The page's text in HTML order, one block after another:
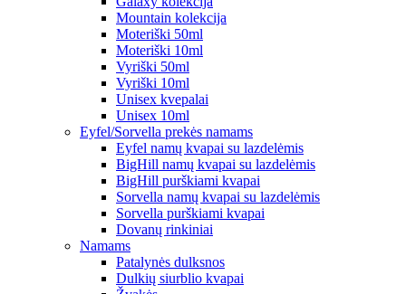
Mountain kolekcija
Moteriški 50ml
Moteriški 10ml
Vyriški 50ml
Vyriški 10ml
Unisex kvepalai
Unisex 10ml
Eyfel/Sorvella prekės namams
Eyfel namų kvapai su lazdelėmis
BigHill namų kvapai su lazdelėmis
BigHill purškiami kvapai
Sorvella namų kvapai su lazdelėmis
Sorvella purškiami kvapai
Dovanų rinkiniai
Namams
Patalynės dulksnos
Dulkių siurblio kvapai